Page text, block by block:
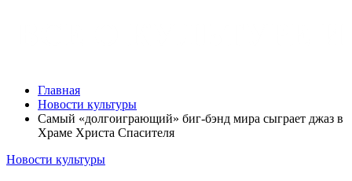
Главная
Новости культуры
Самый «долгоиграющий» биг-бэнд мира сыграет джаз в
Храме Христа Спасителя
Новости культуры